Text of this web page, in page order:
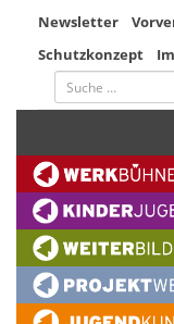
Newsletter
Schutzkonzept